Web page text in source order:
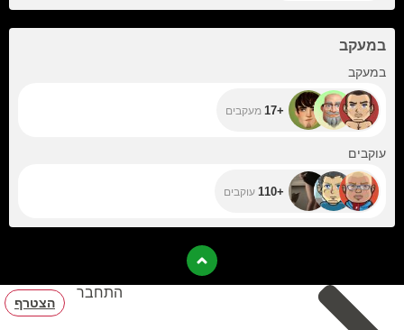
במעקב
במעקב
+17 מעקבים
עוקבים
+110 עוקבים
התחבר
הצטרף